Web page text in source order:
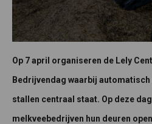
Op 7 april organiseren de Lely
Bedrijvendag waarbij
stallen centraal staat. Op deze
melkveebedrijven hun deuren